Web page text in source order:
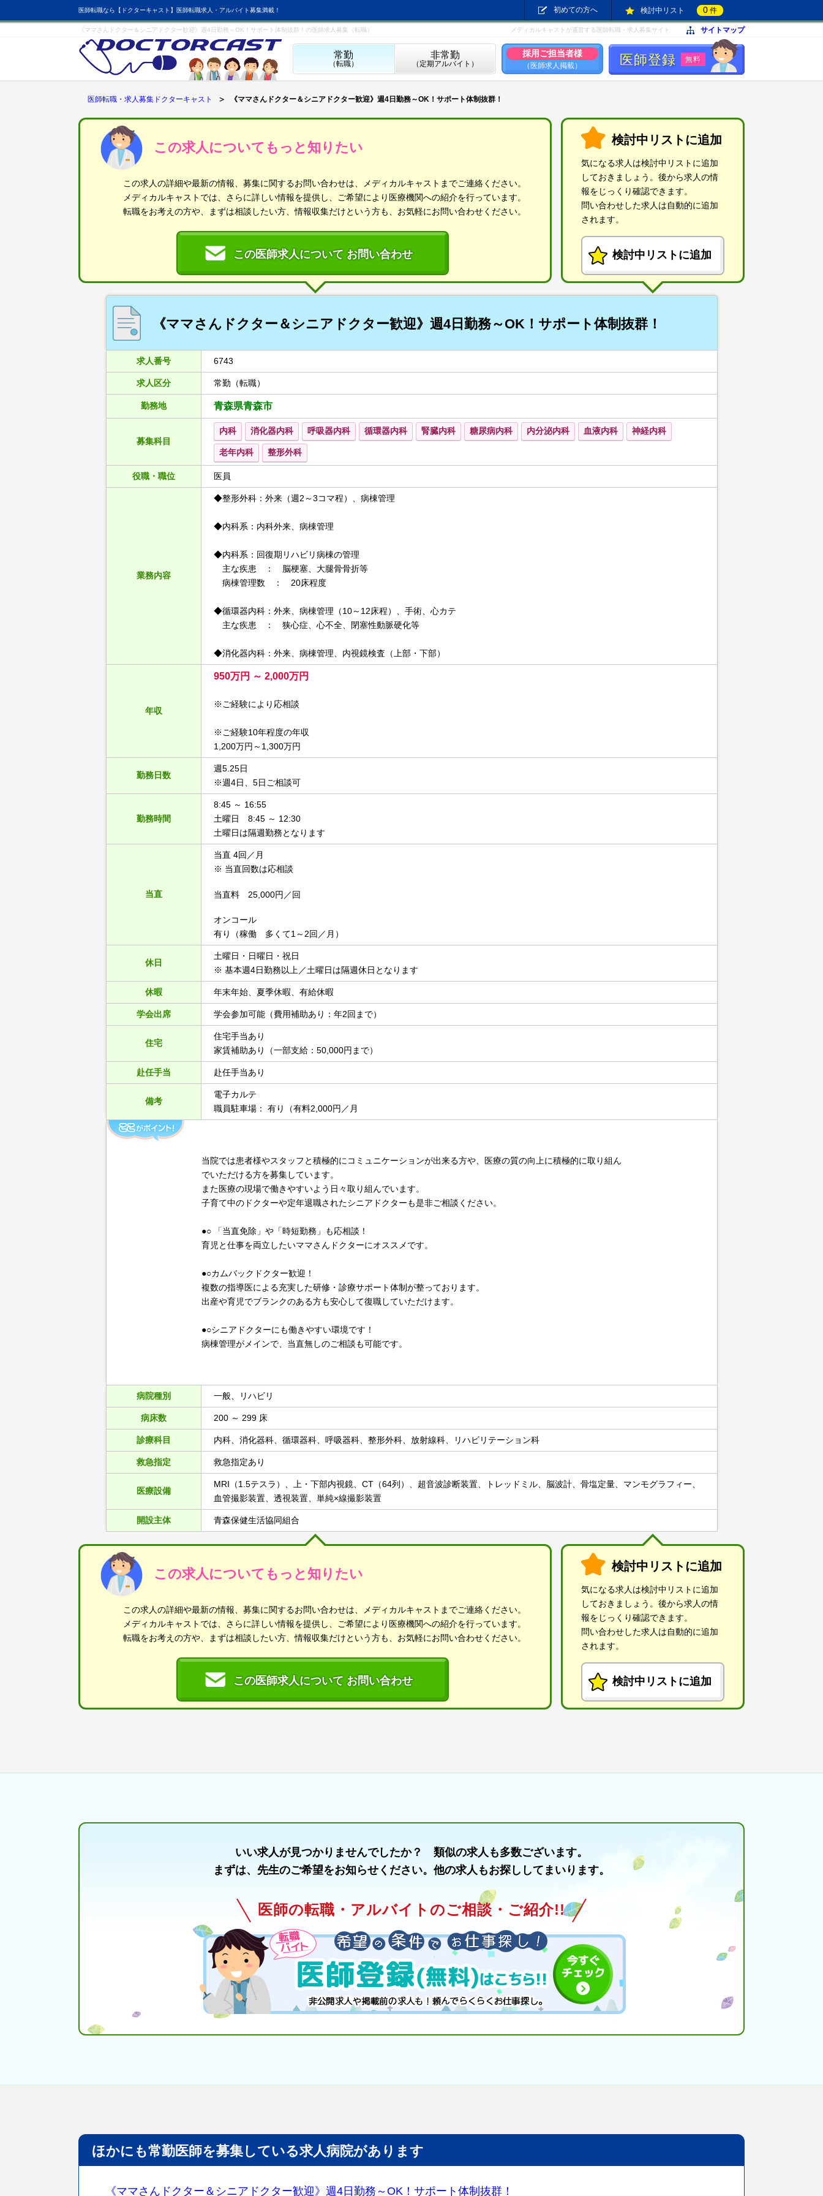
医師転職なら【ドクターキャスト】医師転職求人・アルバイト募集満載！ 初めての方へ 検討中リスト 0 件
《ママさんドクター＆シニアドクター歓迎》週4日勤務～OK！サポート体制抜群！の医師求人募集（転職） メディカルキャストが運営する医師転職・求人募集サイト サイトマップ
常勤
（転職）
非常勤
（定期アルバイト）
採用ご担当者様
（医師求人掲載） 医師登録 無料
医師転職・求人募集ドクターキャスト 《ママさんドクター＆シニアドクター歓迎》週4日勤務～OK！サポート体制抜群！
この求人についてもっと知りたい
この求人の詳細や最新の情報、募集に関するお問い合わせは、メディカルキャストまでご連絡ください。
メディカルキャストでは、さらに詳しい情報を提供し、ご希望により医療機関への紹介を行っています。
転職をお考えの方や、まずは相談したい方、情報収集だけという方も、お気軽にお問い合わせください。
この医師求人について お問い合わせ
検討中リストに追加
気になる求人は検討中リストに追加
しておきましょう。後から求人の情
報をじっくり確認できます。
問い合わせした求人は自動的に追加
されます。
検討中リストに追加
《ママさんドクター＆シニアドクター歓迎》週4日勤務～OK！サポート体制抜群！
求人番号 6743
求人区分 常勤（転職）
勤務地 青森県青森市
募集科目
内科 消化器内科 呼吸器内科 循環器内科 腎臓内科 糖尿病内科 内分泌内科 血液内科 神経内科
老年内科 整形外科
役職・職位 医員
業務内容
◆整形外科：外来（週2～3コマ程）、病棟管理
◆内科系：内科外来、病棟管理
◆内科系：回復期リハビリ病棟の管理
主な疾患 ： 脳梗塞、大腿骨骨折等
病棟管理数 ： 20床程度
◆循環器内科：外来、病棟管理（10～12床程）、手術、心カテ
主な疾患 ： 狭心症、心不全、閉塞性動脈硬化等
◆消化器内科：外来、病棟管理、内視鏡検査（上部・下部）
年収
950万円 ～ 2,000万円
※ご経験により応相談
※ご経験10年程度の年収
1,200万円～1,300万円
勤務日数
週5.25日
※週4日、5日ご相談可
勤務時間
8:45 ～ 16:55
土曜日 8:45 ～ 12:30
土曜日は隔週勤務となります
当直
当直 4回／月
※ 当直回数は応相談
当直料 25,000円／回
オンコール
有り（稼働 多くて1～2回／月）
休日
土曜日・日曜日・祝日
※ 基本週4日勤務以上／土曜日は隔週休日となります
休暇 年末年始、夏季休暇、有給休暇
学会出席 学会参加可能（費用補助あり：年2回まで）
住宅
住宅手当あり
家賃補助あり（一部支給：50,000円まで）
赴任手当 赴任手当あり
備考
電子カルテ
職員駐車場： 有り（有料2,000円／月
当院では患者様やスタッフと積極的にコミュニケーションが出来る方や、医療の質の向上に積極的に取り組ん
でいただける方を募集しています。
また医療の現場で働きやすいよう日々取り組んでいます。
子育て中のドクターや定年退職されたシニアドクターも是非ご相談ください。
●○ 「当直免除」や「時短勤務」も応相談！
育児と仕事を両立したいママさんドクターにオススメです。
●○カムバックドクター歓迎！
複数の指導医による充実した研修・診療サポート体制が整っております。
出産や育児でブランクのある方も安心して復職していただけます。
●○シニアドクターにも働きやすい環境です！
病棟管理がメインで、当直無しのご相談も可能です。
病院種別 一般、リハビリ
病床数 200 ～ 299 床
診療科目 内科、消化器科、循環器科、呼吸器科、整形外科、放射線科、リハビリテーション科
救急指定 救急指定あり
医療設備
MRI（1.5テスラ）、上・下部内視鏡、CT（64列）、超音波診断装置、トレッドミル、脳波計、骨塩定量、マンモグラフィー、
血管撮影装置、透視装置、単純×線撮影装置
開設主体 青森保健生活協同組合
この求人についてもっと知りたい
この求人の詳細や最新の情報、募集に関するお問い合わせは、メディカルキャストまでご連絡ください。
メディカルキャストでは、さらに詳しい情報を提供し、ご希望により医療機関への紹介を行っています。
転職をお考えの方や、まずは相談したい方、情報収集だけという方も、お気軽にお問い合わせください。
この医師求人について お問い合わせ
検討中リストに追加
気になる求人は検討中リストに追加
しておきましょう。後から求人の情
報をじっくり確認できます。
問い合わせした求人は自動的に追加
されます。
検討中リストに追加
いい求人が見つかりませんでしたか？ 類似の求人も多数ございます。
まずは、先生のご希望をお知らせください。他の求人もお探ししてまいります。
医師の転職・アルバイトのご相談・ご紹介!!
ほかにも常勤医師を募集している求人病院があります
《ママさんドクター＆シニアドクター歓迎》週4日勤務～OK！サポート体制抜群！